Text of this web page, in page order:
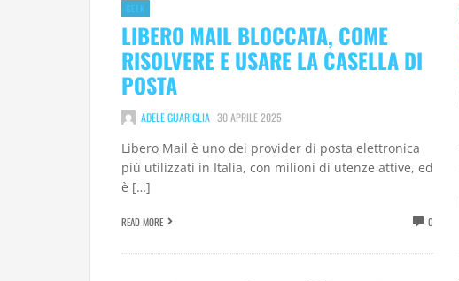
GEEK
LIBERO MAIL BLOCCATA, COME
RISOLVERE E USARE LA CASELLA DI
POSTA
ADELE GUARIGLIA 30 APRILE 2025
Libero Mail è uno dei provider di posta elettronica
più utilizzati in Italia, con milioni di utenze attive, ed
è […]
READ MORE 0